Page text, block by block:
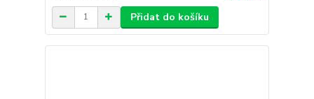
Přidat do košíku